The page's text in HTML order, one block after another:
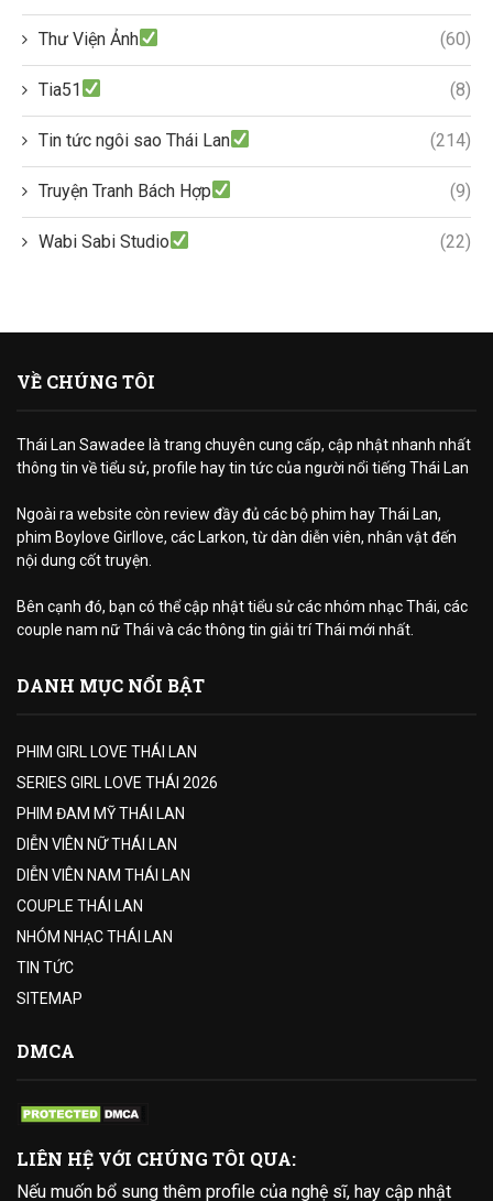
Thư Viện Ảnh (60)
Tia51 (8)
Tin tức ngôi sao Thái Lan (214)
Truyện Tranh Bách Hợp (9)
Wabi Sabi Studio (22)
VỀ CHÚNG TÔI
Thái Lan Sawadee là trang chuyên cung cấp, cập nhật nhanh nhất
thông tin về tiểu sử, profile hay tin tức của người nổi tiếng Thái Lan
Ngoài ra website còn review đầy đủ các bộ phim hay Thái Lan,
phim Boylove Girllove, các Larkon, từ dàn diễn viên, nhân vật đến
nội dung cốt truyện.
Bên cạnh đó, bạn có thể cập nhật tiểu sử các nhóm nhạc Thái, các
couple nam nữ Thái và các thông tin giải trí Thái mới nhất.
DANH MỤC NỔI BẬT
PHIM GIRL LOVE THÁI LAN
SERIES GIRL LOVE THÁI 2026
PHIM ĐAM MỸ THÁI LAN
DIỄN VIÊN NỮ THÁI LAN
DIỄN VIÊN NAM THÁI LAN
COUPLE THÁI LAN
NHÓM NHẠC THÁI LAN
TIN TỨC
SITEMAP
DMCA
LIÊN HỆ VỚI CHÚNG TÔI QUA:
Nếu muốn bổ sung thêm profile của nghệ sĩ, hay cập nhật